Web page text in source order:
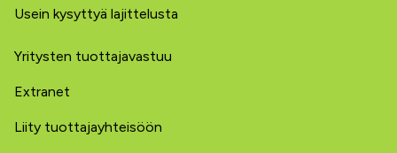
Usein kysyttyä lajittelusta
Yritysten tuottajavastuu
Extranet
Liity tuottajayhteisöön